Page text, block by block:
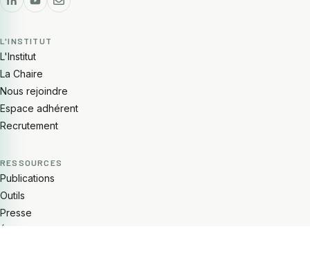
L'INSTITUT
L'Institut
La Chaire
Nous rejoindre
Espace adhérent
Recrutement
RESSOURCES
Publications
Outils
Presse
Événements